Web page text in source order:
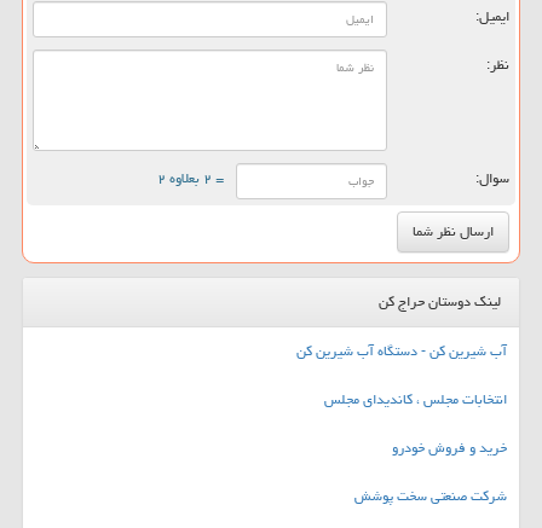
ایمیل:
نظر:
سوال: = ۲ بعلاوه ۲
لینک دوستان حراج کن
آب شیرین کن - دستگاه آب شیرین کن
انتخابات مجلس ، کاندیدای مجلس
خرید و فروش خودرو
شرکت صنعتی سخت پوشش